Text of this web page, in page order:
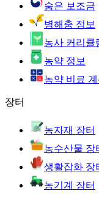
숨은 보조금
병해충 정보
농사 커리큘
농약 정보
농약 비료 계
장터
농자재 장터
농수산물 장
생활잡화 장
농기계 장터